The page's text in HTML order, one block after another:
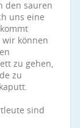
den sauren
uns eine
können
zu gehen,
zu
sind